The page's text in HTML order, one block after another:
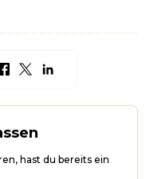
hast du bereits ein